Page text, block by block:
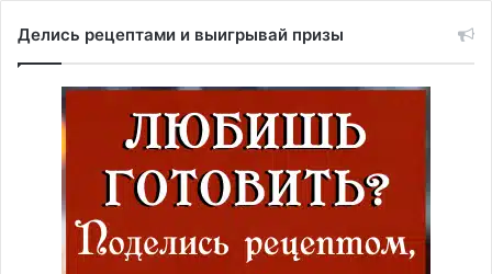
Делись рецептами и выигрывай призы